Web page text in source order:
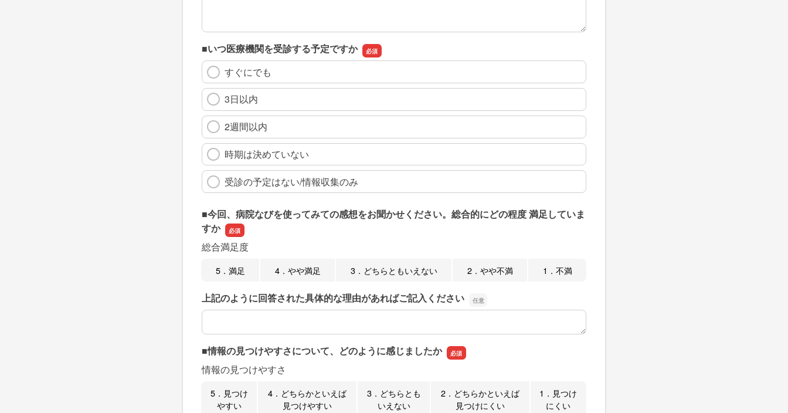
■いつ医療機関を受診する予定ですか
すぐにでも
3日以内
2週間以内
時期は決めていない
受診の予定はない/情報収集のみ
■今回、病院なびを使ってみての感想をお聞かせください。総合的にどの程度 満足していま
すか
総合満足度
5．満足 4．やや満足 3．どちらともいえない 2．やや不満 1．不満
上記のように回答された具体的な理由があればご記入ください
上記のように回答された具体的な理由があればご記入ください
■情報の見つけやすさについて、どのように感じましたか
情報の見つけやすさ
5．見つけ
やすい
4．どちらかといえば
見つけやすい
3．どちらとも
いえない
2．どちらかといえば
見つけにくい
1．見つけ
にくい